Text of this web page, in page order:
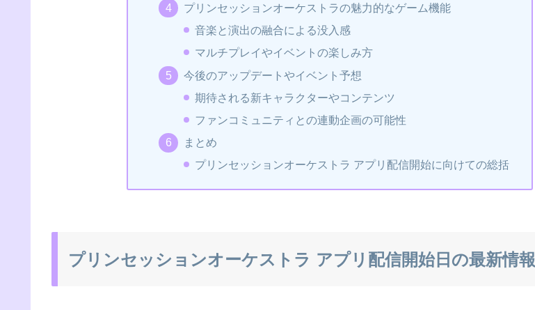
プリンセッションオーケストラの魅力的なゲーム機能
音楽と演出の融合による没入感
マルチプレイやイベントの楽しみ方
今後のアップデートやイベント予想
期待される新キャラクターやコンテンツ
ファンコミュニティとの連動企画の可能性
まとめ
プリンセッションオーケストラ アプリ配信開始に向けての総括
プリンセッションオーケストラ アプリ配信開始日の最新情報